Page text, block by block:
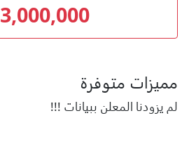
3,000,000
مميزات متوفرة
لم يزودنا المعلن ببيانات !!!